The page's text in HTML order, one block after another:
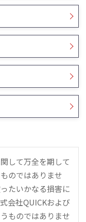
して万全を期して
のではありませ
たいかなる損害に
会社QUICKおよび
ものではありませ